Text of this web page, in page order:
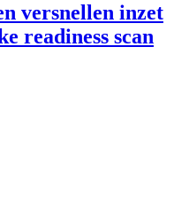
versnellen inzet
readiness scan